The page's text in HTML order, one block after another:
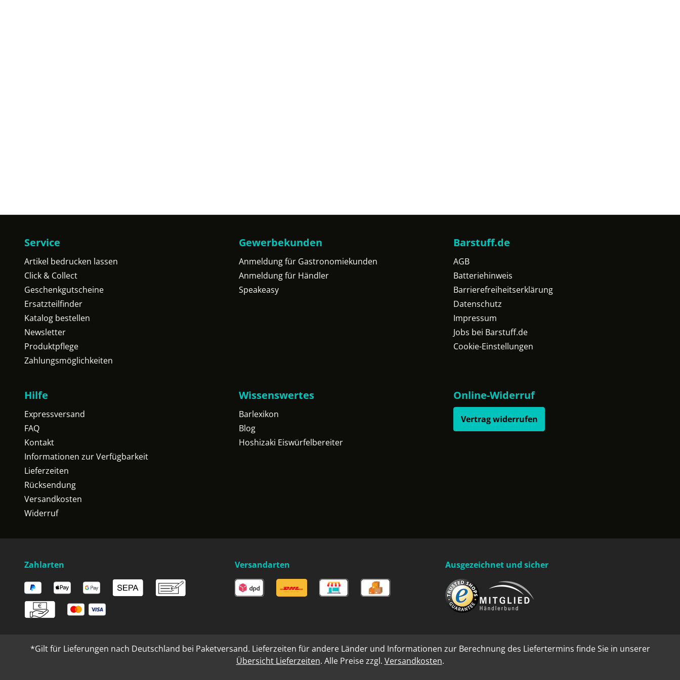
Service
Artikel bedrucken lassen
Click & Collect
Geschenkgutscheine
Ersatzteilfinder
Katalog bestellen
Newsletter
Produktpflege
Zahlungsmöglichkeiten
Gewerbekunden
Anmeldung für Gastronomiekunden
Anmeldung für Händler
Speakeasy
Barstuff.de
AGB
Batteriehinweis
Barrierefreiheitserklärung
Datenschutz
Impressum
Jobs bei Barstuff.de
Cookie-Einstellungen
Hilfe
Expressversand
FAQ
Kontakt
Informationen zur Verfügbarkeit
Lieferzeiten
Rücksendung
Versandkosten
Widerruf
Wissenswertes
Barlexikon
Blog
Hoshizaki Eiswürfelbereiter
Online-Widerruf
Vertrag widerrufen
Zahlarten Versandarten Ausgezeichnet und sicher
*Gilt für Lieferungen nach Deutschland bei Paketversand. Lieferzeiten für andere Länder und Informationen zur Berechnung des Liefertermins finde Sie in unserer
Übersicht Lieferzeiten. Alle Preise zzgl. Versandkosten.